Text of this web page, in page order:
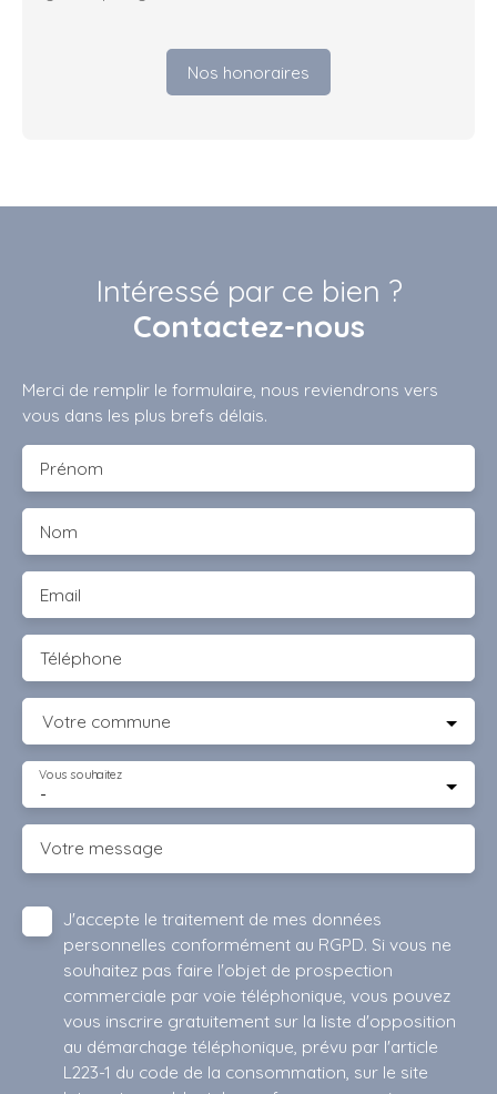
Nos honoraires
Intéressé par ce bien ?
Contactez-nous
Merci de remplir le formulaire, nous reviendrons vers
vous dans les plus brefs délais.
Prénom
Nom
Email
Téléphone
Votre commune
-
Vous souhaitez
Votre message
J'accepte le traitement de mes données
personnelles conformément au RGPD. Si vous ne
souhaitez pas faire l'objet de prospection
commerciale par voie téléphonique, vous pouvez
vous inscrire gratuitement sur la liste d'opposition
au démarchage téléphonique, prévu par l'article
L223-1 du code de la consommation, sur le site